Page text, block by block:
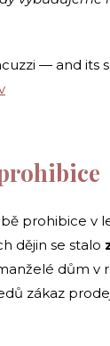
— and its
prohibice v
dějin se stalo
dům v
zákaz